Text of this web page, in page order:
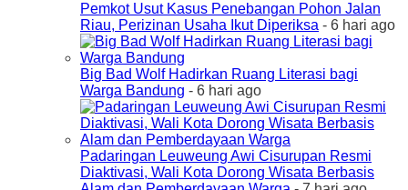
Pemkot Usut Kasus Penebangan Pohon Jalan
Riau, Perizinan Usaha Ikut Diperiksa - 6 hari ago
Big Bad Wolf Hadirkan Ruang Literasi bagi
Warga Bandung - 6 hari ago
Padaringan Leuweung Awi Cisurupan Resmi
Diaktivasi, Wali Kota Dorong Wisata Berbasis